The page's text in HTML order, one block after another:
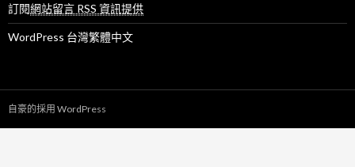
訂閱網站留言 RSS 資訊提供
WordPress 台灣繁體中文
自豪的採用 WordPress